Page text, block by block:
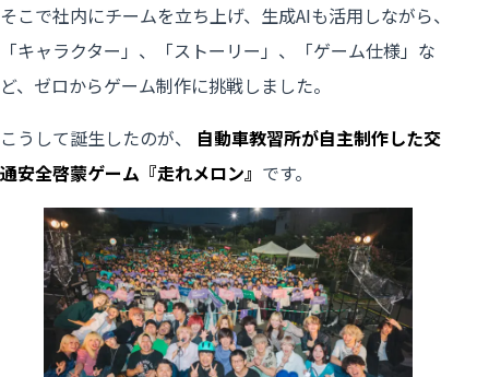
そこで社内にチームを立ち上げ、生成AIも活用しながら、
「キャラクター」、「ストーリー」、「ゲーム仕様」な
ど、ゼロからゲーム制作に挑戦しました。
こうして誕生したのが、 自動車教習所が自主制作した交
通安全啓蒙ゲーム『走れメロン』 です。